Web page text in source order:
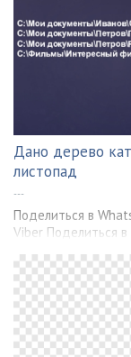
Дано дерево
листопад
---
Поделиться в
Viber Поделиться в